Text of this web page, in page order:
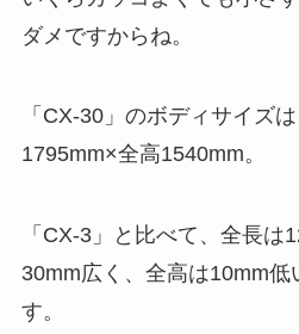
ダメですからね。
「CX-30」のボディサイズ
1795mm×全高1540mm。
「CX-3」と比べて、全長は
30mm広く、全高は10mm低
す。